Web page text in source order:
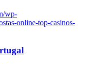
wp-
online-top-casinos-